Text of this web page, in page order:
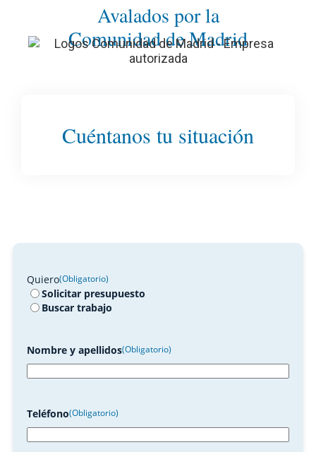
Avalados por la
Comunidad de Madrid
Cuéntanos tu situación
Quiero(Obligatorio)
Solicitar presupuesto
Buscar trabajo
Nombre y apellidos(Obligatorio)
Teléfono(Obligatorio)